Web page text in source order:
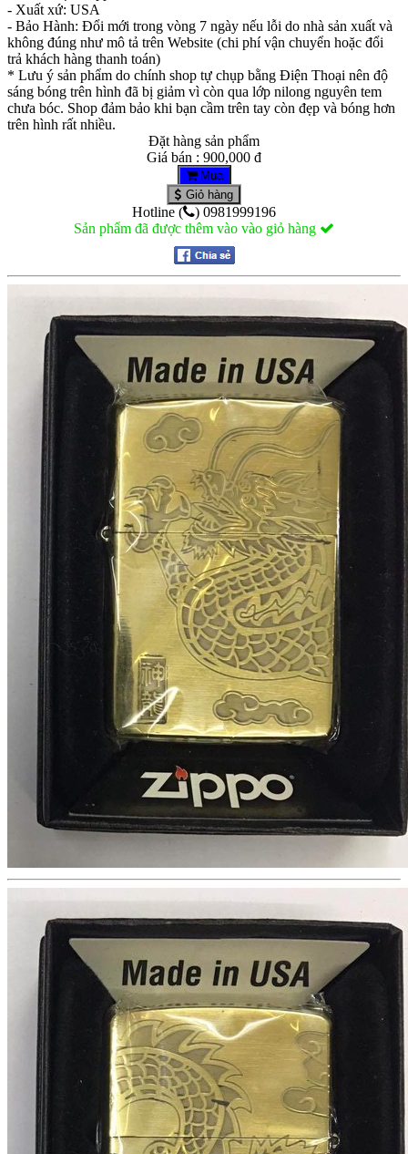
- Xuất xứ: USA
- Bảo Hành: Đổi mới trong vòng 7 ngày nếu lỗi do nhà sản xuất và
không đúng như mô tả trên Website (chi phí vận chuyển hoặc đổi
trả khách hàng thanh toán)
* Lưu ý sản phẩm do chính shop tự chụp bằng Điện Thoại nên độ
sáng bóng trên hình đã bị giảm vì còn qua lớp nilong nguyên tem
chưa bóc. Shop đảm bảo khi bạn cầm trên tay còn đẹp và bóng hơn
trên hình rất nhiều.
Đặt hàng sản phẩm
Giá bán : 900,000 đ
Mua
Giỏ hàng
Hotline (
) 0981999196
Sản phẩm đã được thêm vào vào giỏ hàng